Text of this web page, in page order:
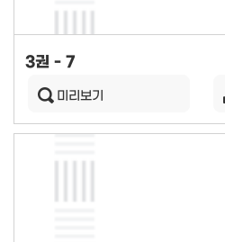
3권 - 7
미리보기